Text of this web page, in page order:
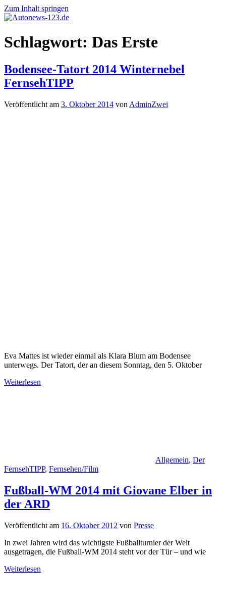
Zum Inhalt springen
Autonews-
123.de
Autonews
mit
Schlagwort: Das Erste
Bodensee-Tatort 2014 Winternebel
FernsehTIPP
Veröffentlicht am 3. Oktober 2014 von AdminZwei
Eva Mattes ist wieder einmal als Klara Blum am Bodensee
unterwegs. Der Tatort, der an diesem Sonntag, den 5. Oktober
Weiterlesen
Allgemein, Der
FernsehTIPP, Fernsehen/Film
Fußball-WM 2014 mit Giovane Elber in
der ARD
Veröffentlicht am 16. Oktober 2012 von Presse
In zwei Jahren wird das wichtigste Fußballturnier der Welt
ausgetragen, die Fußball-WM 2014 steht vor der Tür – und wie
Weiterlesen